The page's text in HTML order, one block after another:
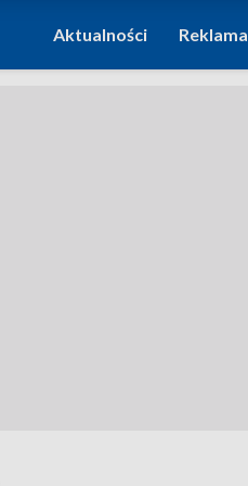
Aktualności Reklama